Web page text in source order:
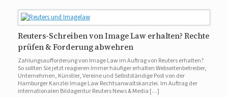
Reuters-Schreiben von Image Law erhalten? Rechte
prüfen & Forderung abwehren
Zahlungsaufforderung von Image Law im Auftrag von Reuters erhalten?
So sollten Sie jetzt reagieren Immer häufiger erhalten Webseitenbetreiber,
Unternehmen, Künstler, Vereine und Selbstständige Post von der
Hamburger Kanzlei Image Law Rechtsanwaltskanzlei. Im Auftrag der
internationalen Bildagentur Reuters News & Media […]